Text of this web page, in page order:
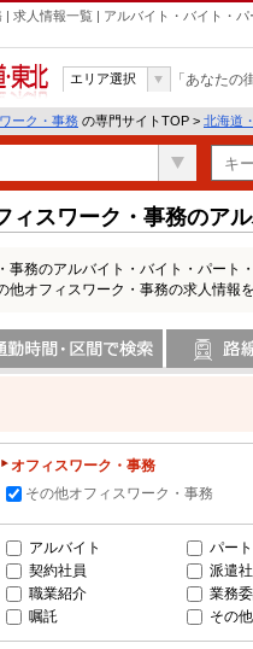
求人情報一覧 | アルバイト・バイト・
東北
エリア選択 「あなたの
ーク・事務 の専門サイトTOP > 北海道
ィスワーク・事務のア
務のアルバイト・バイト・パート
オフィスワーク・事務の求人情報
オフィスワーク・事務
その他オフィスワーク・事務
アルバイト パート
契約社員
派遣
職業紹介
業務
嘱託
その他